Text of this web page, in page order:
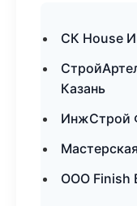
СК House
Казань
ИнжСтрой
ООО Finish